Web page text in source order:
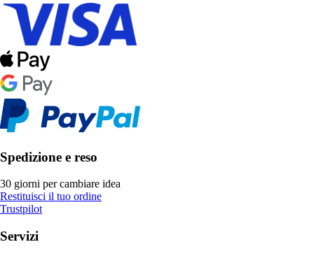
Spedizione e reso
30 giorni per cambiare idea
Restituisci il tuo ordine
Trustpilot
Servizi